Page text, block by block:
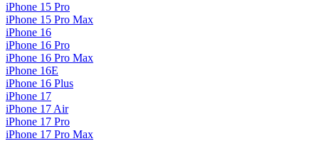
iPhone 15 Pro
iPhone 15 Pro Max
iPhone 16
iPhone 16 Pro
iPhone 16 Pro Max
iPhone 16E
iPhone 16 Plus
iPhone 17
iPhone 17 Air
iPhone 17 Pro
iPhone 17 Pro Max